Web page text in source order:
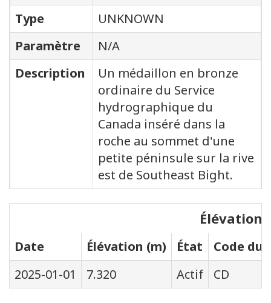
Type
UNKNOWN
Paramètre
N/A
Description
Un médaillon en bronze
ordinaire du Service
hydrographique du
Canada inséré dans la
roche au sommet d'une
petite péninsule sur la rive
est de Southeast Bight.
Élévations
Date Élévation (m) État
Code du
2025-01-01
7.320 Actif CD